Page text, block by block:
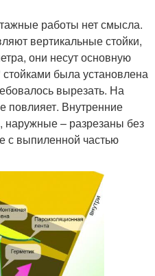
работы нет смысла.
вертикальные стойки,
они несут основную
была установлена
вырезать. На
повлияет. Внутренние
наружные – разрезаны без
с выпиленной частью